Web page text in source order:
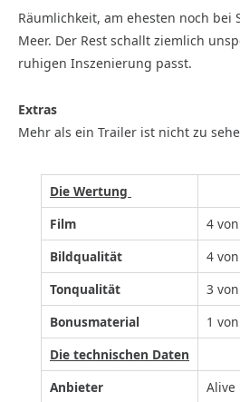
Räumlichkeit, am ehesten noch bei
Meer. Der Rest schallt ziemlich
ruhigen Inszenierung passt.
Extras
Mehr als ein Trailer ist nicht zu
Die Wertung
Film
4
Bildqualität
4
Tonqualität
3
Bonusmaterial
1
Die technischen Daten
Anbieter
Alive